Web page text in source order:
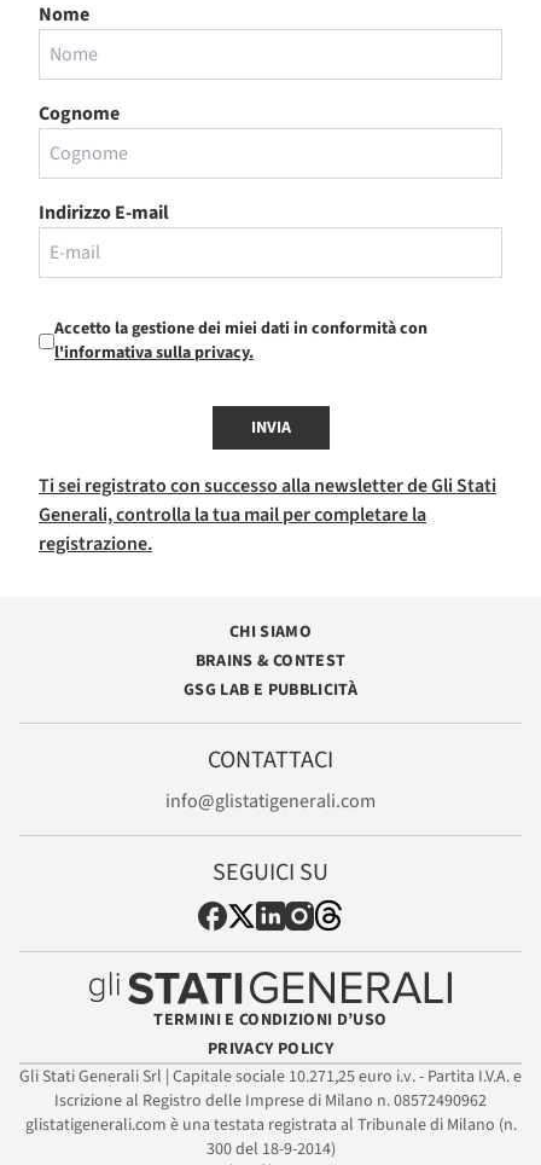
Nome
Cognome
Indirizzo E-mail
Accetto la gestione dei miei dati in conformità con
l'informativa sulla privacy.
INVIA
Ti sei registrato con successo alla newsletter de Gli Stati
Generali, controlla la tua mail per completare la
registrazione.
CHI SIAMO
BRAINS & CONTEST
GSG LAB E PUBBLICITÀ
CONTATTACI
info@glistatigenerali.com
SEGUICI SU
TERMINI E CONDIZIONI D’USO
PRIVACY POLICY
Gli Stati Generali Srl | Capitale sociale 10.271,25 euro i.v. - Partita I.V.A. e
Iscrizione al Registro delle Imprese di Milano n. 08572490962
glistatigenerali.com è una testata registrata al Tribunale di Milano (n.
300 del 18-9-2014)